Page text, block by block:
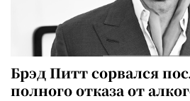
Брэд Питт сорвался
полного отказа от